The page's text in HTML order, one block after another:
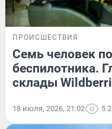
ПРОИСШЕСТВИЯ
Семь человек
беспилотника.
склады
18 июля, 2026, 21:02 5